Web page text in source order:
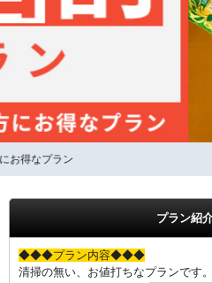
プラン紹
◆◆◆プラン内容◆◆◆
清掃の無い、お値打ちなプランです。